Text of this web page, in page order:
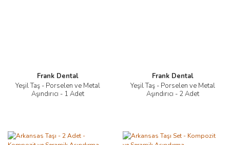
Frank Dental
Yeşil Taş - Porselen ve Metal
Aşındırıcı - 1 Adet
Frank Dental
Yeşil Taş - Porselen ve Metal
Aşındırıcı - 2 Adet